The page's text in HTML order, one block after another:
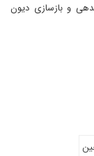
و بازسازی دیون